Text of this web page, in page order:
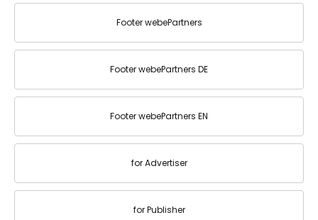
Footer webePartners
Footer webePartners DE
Footer webePartners EN
for Advertiser
for Publisher